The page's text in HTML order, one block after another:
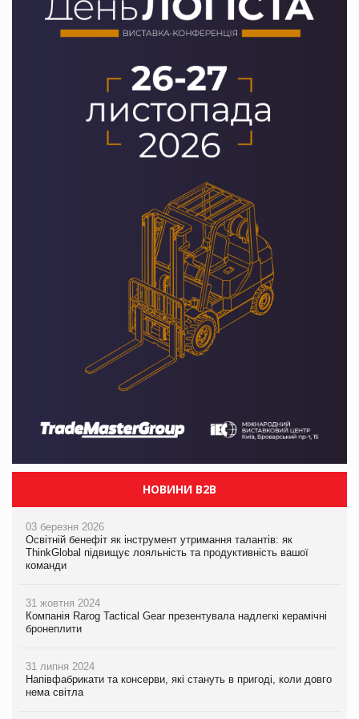
НОВИНИ B2B
03 березня 2026
Освітній бенефіт як інструмент утримання талантів: як
ThinkGlobal підвищує лояльність та продуктивність вашої
команди
31 жовтня 2024
Компанія Rarog Tactical Gear презентувала надлегкі керамічні
бронеплити
31 липня 2024
Напівфабрикати та консерви, які стануть в пригоді, коли довго
нема світла